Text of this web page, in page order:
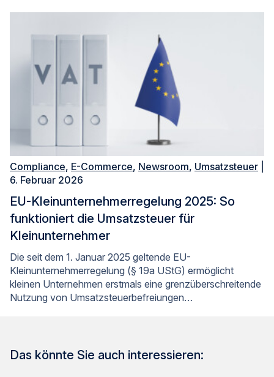
Compliance, E-Commerce, Newsroom, Umsatzsteuer
6. Februar 2026
EU-Kleinunternehmerregelung 2025: So
funktioniert die Umsatzsteuer für
Kleinunternehmer
Die seit dem 1. Januar 2025 geltende EU-
Kleinunternehmerregelung (§ 19a UStG) ermöglicht
kleinen Unternehmen erstmals eine grenzüberschreitende
Nutzung von Umsatzsteuerbefreiungen…
Das könnte Sie auch interessieren: